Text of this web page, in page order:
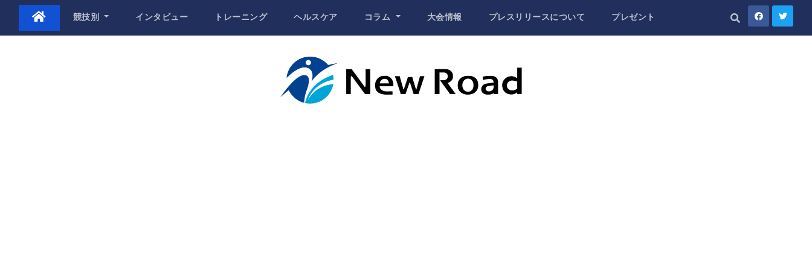
Skip
content
競技別 インタビュー トレーニング ヘルスケア コラム 大会情報 プレスリリースについて プレゼント